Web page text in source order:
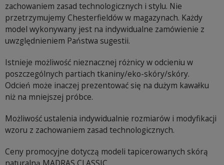
zachowaniem zasad technologicznych i stylu. Nie
przetrzymujemy Chesterfieldów w magazynach. Każdy
model wykonywany jest na indywidualne zamówienie z
uwzględnieniem Państwa sugestii.
Istnieje możliwość nieznacznej różnicy w odcieniu w
poszczególnych partiach tkaniny/eko-skóry/skóry.
Odcień może inaczej prezentować się na dużym kawałku
niż na mniejszej próbce.
Możliwość ustalenia indywidualnie rozmiarów i modyfikacji
wzoru z zachowaniem zasad technologicznych.
Ceny promocyjne dotyczą modeli tapicerowanych skórą